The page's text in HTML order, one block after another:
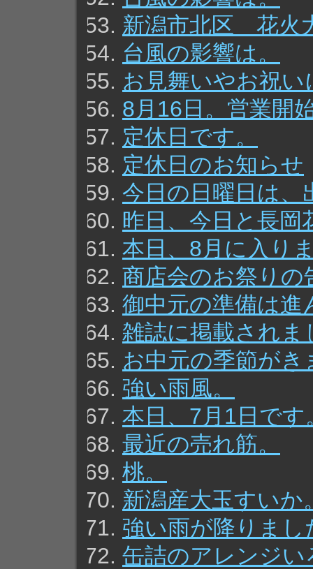
新潟市北区 花火
台風の影響は。
お見舞いやお祝い
8月16日。営業開
定休日です。
定休日のお知らせ
今日の日曜日は、
昨日、今日と長岡
本日、8月に入り
商店会のお祭りの
御中元の準備は進
雑誌に掲載されま
お中元の季節がき
強い雨風。
本日、7月1日です
最近の売れ筋。
桃。
新潟産大玉すいか
強い雨が降りまし
缶詰のアレンジい